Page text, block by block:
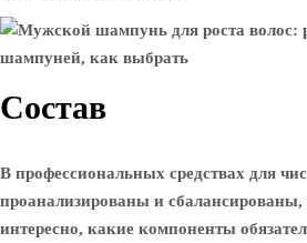
Состав
В профессиональных средствах для
проанализированы и сбалансированы,
интересно, какие компоненты